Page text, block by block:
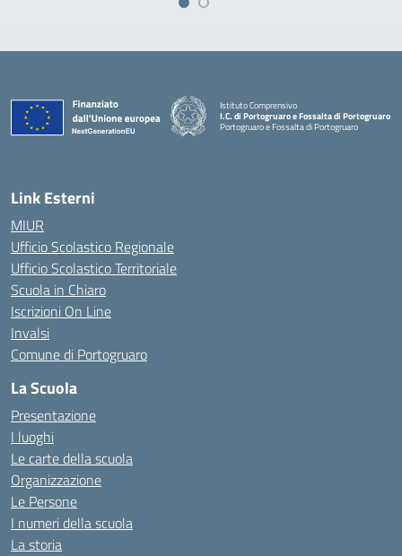
Istituto Comprensivo
I.C. di Portogruaro e Fossalta di Portogruaro
Portogruaro e Fossalta di Portogruaro
— Visita la pagina iniziale della scuola
Link Esterni
MIUR
Ufficio Scolastico Regionale
Ufficio Scolastico Territoriale
Scuola in Chiaro
Iscrizioni On Line
Invalsi
Comune di Portogruaro
La Scuola
Presentazione
I luoghi
Le carte della scuola
Organizzazione
Le Persone
I numeri della scuola
La storia